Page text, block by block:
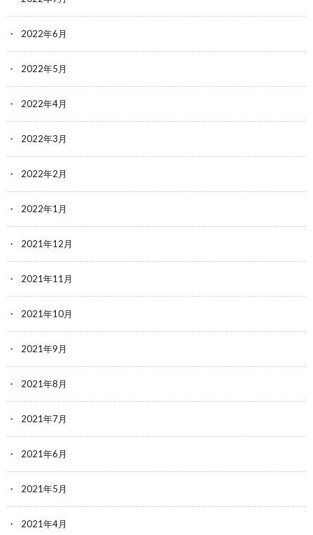
2022年6月
2022年5月
2022年4月
2022年3月
2022年2月
2022年1月
2021年12月
2021年11月
2021年10月
2021年9月
2021年8月
2021年7月
2021年6月
2021年5月
2021年4月